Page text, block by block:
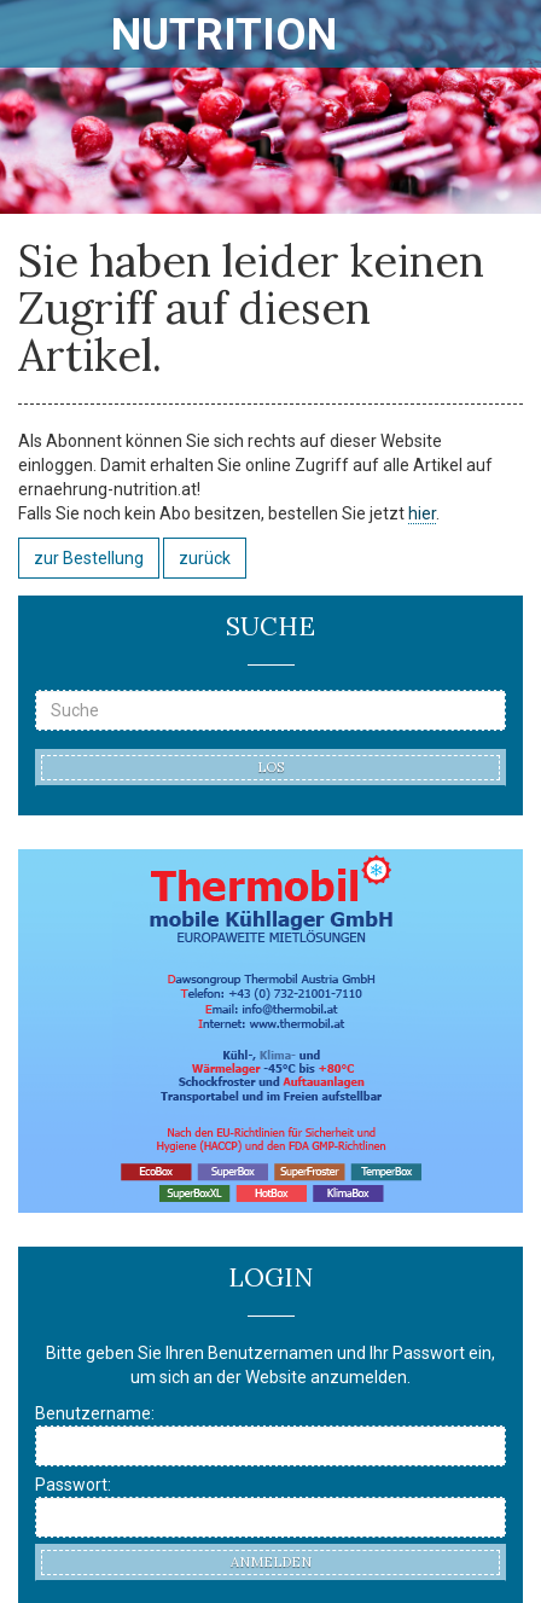
NUTRITION
Sie haben leider keinen
Zugriff auf diesen
Artikel.
Als Abonnent können Sie sich rechts auf dieser Website
einloggen. Damit erhalten Sie online Zugriff auf alle Artikel auf
ernaehrung-nutrition.at!
Falls Sie noch kein Abo besitzen, bestellen Sie jetzt hier.
zur Bestellung zurück
SUCHE
LOS
LOGIN
Bitte geben Sie Ihren Benutzernamen und Ihr Passwort ein,
um sich an der Website anzumelden.
Benutzername:
Passwort:
ANMELDEN